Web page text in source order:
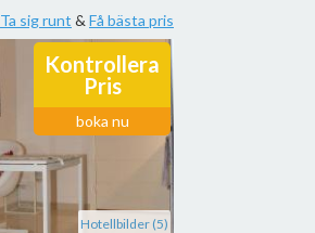
Ta sig runt & Få bästa pris
Kontrollera
Pris
boka nu
Hotellbilder (5)